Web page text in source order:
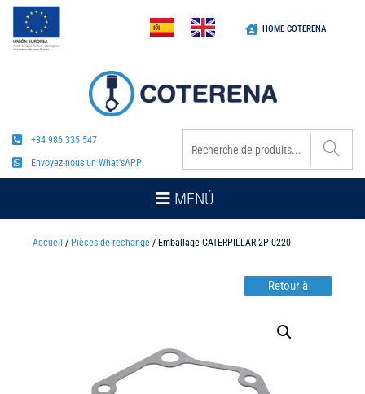
HOME COTERENA
+34 986 335 547
Envoyez-nous un What'sAPP
MENÚ
Accueil / Pièces de rechange / Emballage CATERPILLAR 2P-0220
Retour à